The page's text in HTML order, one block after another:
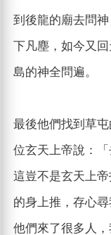
到後龍的廟去問
下凡塵，如今又
島的神全問遍。
最後他們找到草
位玄天上帝說：「
這豈不是玄天上
的身上推，存心尋
他們來了很多人